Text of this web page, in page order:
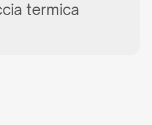
termica